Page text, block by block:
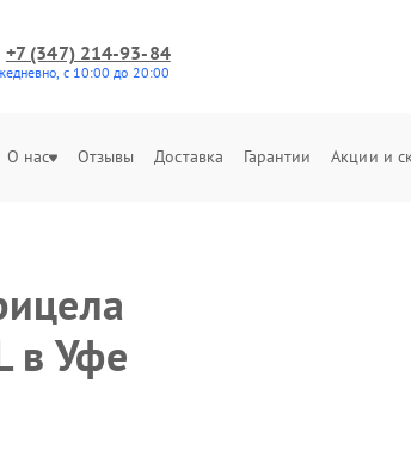
+7 (347) 214-93-84
с 10:00 до 20:00
О нас Отзывы Доставка Гарантии Акции и
в Уфе